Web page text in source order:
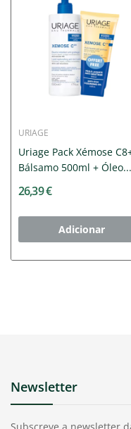
URIAGE
Uriage Pack Xémose
Bálsamo 500ml + Óleo...
26,39 €
Adicionar
Newsletter